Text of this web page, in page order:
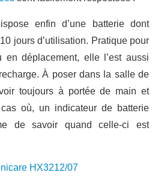
enfin d’une batterie dont
jours d’utilisation. Pratique pour
en déplacement, elle l’est aussi
À poser dans la salle de
toujours à portée de main et
où, un indicateur de batterie
de savoir quand celle-ci est